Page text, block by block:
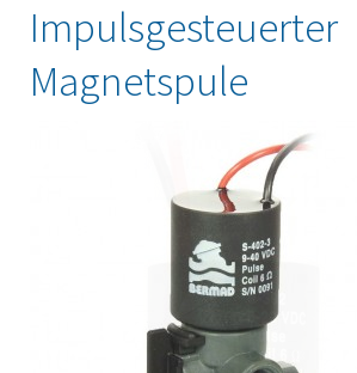
Impulsgesteuerter
Magnetspule